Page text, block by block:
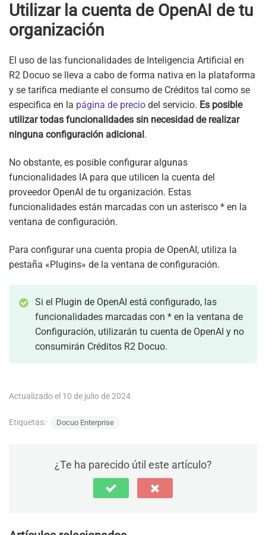
Utilizar la cuenta de OpenAI de tu
organización
El uso de las funcionalidades de Inteligencia Artificial en
R2 Docuo se lleva a cabo de forma nativa en la plataforma
y se tarifica mediante el consumo de Créditos tal como se
especifica en la página de precio del servicio. Es posible
utilizar todas funcionalidades sin necesidad de realizar
ninguna configuración adicional .
No obstante, es posible configurar algunas
funcionalidades IA para que utilicen la cuenta del
proveedor OpenAI de tu organización. Estas
funcionalidades están marcadas con un asterisco * en la
ventana de configuración.
Para configurar una cuenta propia de OpenAI, utiliza la
pestaña «Plugins» de la ventana de configuración.
Si el Plugin de OpenAI está configurado, las
funcionalidades marcadas con * en la ventana de
Configuración, utilizarán tu cuenta de OpenAI y no
consumirán Créditos R2 Docuo.
Actualizado el 10 de julio de 2024
Etiquetas: Docuo Enterprise
¿Te ha parecido útil este artículo?